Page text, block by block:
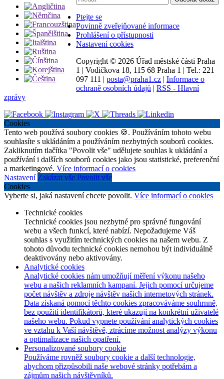
Ptejte se
Povinně zveřejňované informace
Prohlášení o přístupnosti
Nastavení cookies
Copyright © 2026 Úřad městské části Praha
1 | Vodičkova 18, 115 68 Praha 1 | Tel.: 221
097 111 | posta@praha1.cz | Informace o
ochraně osobních údajů | RSS - Hlavní
zprávy
Cookies
Tento web používá soubory cookies 🍪. Používáním tohoto webu
souhlasíte s ukládáním a používáním nezbytných souborů cookies.
Zakliknutím tlačítka "Povolit vše" udělujete souhlas k ukládání a
používání i dalších souborů cookies jako jsou statistické, preferenční
a marketingové. Více informací o cookies
Nastavení Zakázat vše Povolit vše
Cookies
Vyberte si, jaká nastavení chcete povolit. Více informací o cookies
Technické cookies
Technické cookies jsou nezbytné pro správné fungování
webu a všech funkcí, které nabízí. Nepožadujeme Váš
souhlas s využitím technických cookies na našem webu. Z
tohoto důvodu technické cookies nemohou být individuálně
deaktivovány nebo aktivovány.
Analytické cookies
Analytické cookies nám umožňují měření výkonu našeho
webu a našich reklamních kampaní. Jejich pomocí určujeme
počet návštěv a zdroje návštěv našich internetových stránek.
Data získaná pomocí těchto cookies zpracováváme souhrnně,
bez použití identifikátorů, které ukazují na konkrétní uživatelé
našeho webu. Pokud vypnete používání analytických cookies
ve vztahu k Vaší návštěvě, ztrácíme možnost analýzy výkonu
a optimalizace našich opatření.
Personalizované soubory cookie
Používáme rovněž soubory cookie a další technologie,
abychom přizpůsobili naše webové stránky potřebám a
zájmům našich návštěvníků.